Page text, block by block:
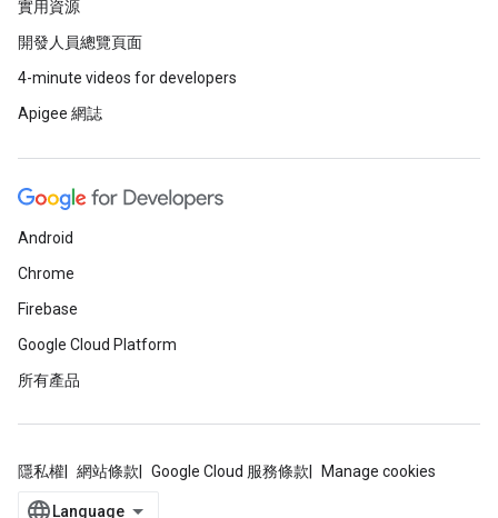
實用資源
開發人員總覽頁面
4-minute videos for developers
Apigee 網誌
Android
Chrome
Firebase
Google Cloud Platform
所有產品
隱私權 網站條款 Google Cloud 服務條款 Manage cookies